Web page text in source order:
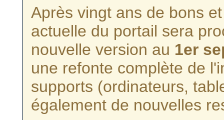
Après vingt ans de bons
actuelle du portail sera
nouvelle version au 1er
une refonte complète de
supports (ordinateurs,
également de nouvelles